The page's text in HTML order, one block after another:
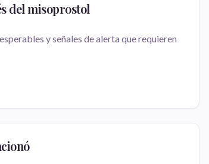
del misoprostol
y señales de alerta que requieren